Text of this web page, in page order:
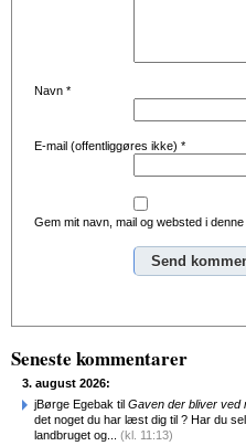
Navn *
E-mail (offentliggøres ikke) *
Gem mit navn, mail og websted i
Seneste kommentarer
3. august 2026:
jBørge Egebak til Gaven der bliver ved
det noget du har læst dig til ? Har du
landbruget og... (kl. 11:13)